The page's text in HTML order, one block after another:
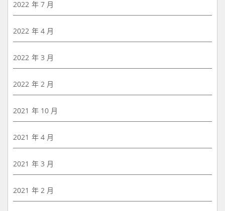
2022 年 7 月
2022 年 4 月
2022 年 3 月
2022 年 2 月
2021 年 10 月
2021 年 4 月
2021 年 3 月
2021 年 2 月